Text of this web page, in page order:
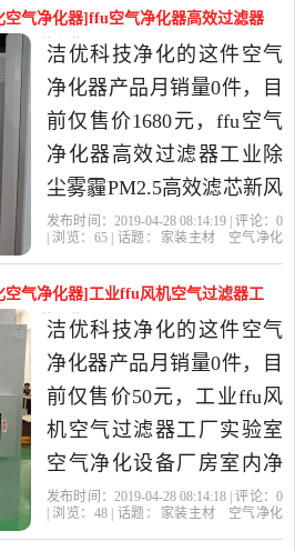
很高的空气净化器，由广
东 东莞发货。
空气净化器]ffu空气净化器高效过滤器
量0件仅售1680元
洁优科技净化的这件空气
净化器产品月销量0件，目
前仅售价1680元，ffu空气
净化器高效过滤器工业除
尘雾霾PM2.5高效滤芯新风
除烟尘是2019年洁优科技
价比很高的空气净化器，
由广东 东莞发货。
发布时间：2019-04-28 08:14:19 | 评论： 0
| 浏览： 65| 话题： 家装主材
空气净化
空气净化器]工业ffu风机空气过滤器工
量0件仅售50元
洁优科技净化的这件空气
净化器产品月销量0件，目
前仅售价50元，工业ffu风
机空气过滤器工厂实验室
空气净化设备厂房室内净
化除尘是2019年洁优科技
发布时间：2019-04-28 08:14:18 | 评论： 0
| 浏览： 48| 话题： 家装主材
空气净化